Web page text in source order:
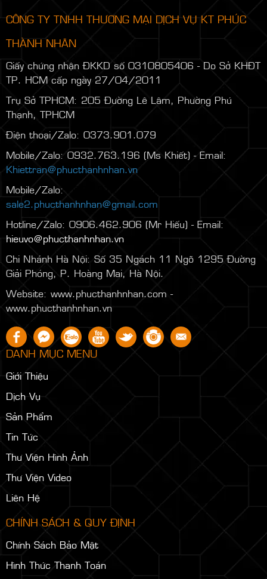
CÔNG TY TNHH THƯƠNG MẠI DỊCH VỤ KT PHÚC
THÀNH NHÂN
Giấy chứng nhận ĐKKD số 0310805406 - Do Sở KHĐT
TP. HCM cấp ngày 27/04/2011
Trụ Sở TPHCM: 205 Đường Lê Lâm, Phường Phú
Thạnh, TPHCM
Điện thoại/Zalo: 0373.901.079
Mobile/Zalo: 0932.763.196 (Ms Khiết) - Email:
Khiettran@phucthanhnhan.vn
Mobile/Zalo:
0986.272.500
sale2.phucthanhnhan@gmail.com
Hotline/Zalo: 0906.462.906 (Mr Hiếu) - Email:
hieuvo@phucthanhnhan.vn
Chi Nhánh Hà Nội: Số 35 Ngách 11 Ngõ 1295 Đường
Giải Phóng, P. Hoàng Mai, Hà Nội.
Website: www.phucthanhnhan.com -
www.phucthanhnhan.vn
DANH MỤC MENU
Giới Thiệu
Dịch Vụ
Sản Phẩm
Tin Tức
Thư Viện Hình Ảnh
Thư Viện Video
Liên Hệ
CHÍNH SÁCH & QUY ĐỊNH
Chính Sách Bảo Mật
Hình Thức Thanh Toán